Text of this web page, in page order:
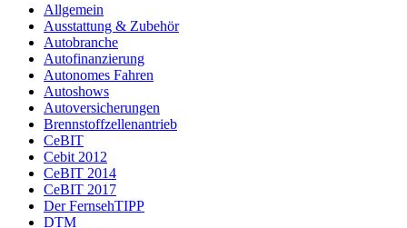
Allgemein
Ausstattung & Zubehör
Autobranche
Autofinanzierung
Autonomes Fahren
Autoshows
Autoversicherungen
Brennstoffzellenantrieb
CeBIT
Cebit 2012
CeBIT 2014
CeBIT 2017
Der FernsehTIPP
DTM